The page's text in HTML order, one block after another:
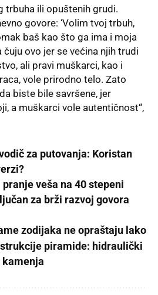
trbuha ili opuštenih grudi.
govore: ‘Volim tvoj trbuh,
baš kao što ga ima i moja
čuju ovo jer se većina njih trudi
ali pravi muškarci, kao i
vole prirodno telo. Zato
biste bile savršene, jer
a muškarci vole autentičnost“,
za putovanja: Koristan
veša na 40 stepeni
za brži razvoj govora
zodijaka ne opraštaju lako
piramide: hidraulički
kamenja